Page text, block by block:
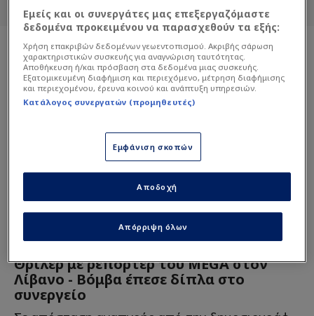
Media| 06/03 - 20:32
Θρίλερ με ρεπόρτερ του MEGA στον
Λίβανο - Βόμβα έπεσε δίπλα στο
συνεργείο
Εμείς και οι συνεργάτες μας επεξεργαζόμαστε
δεδομένα προκειμένου να παρασχεθούν τα εξής:
Χρήση επακριβών δεδομένων γεωεντοπισμού. Ακριβής σάρωση
χαρακτηριστικών συσκευής για αναγνώριση ταυτότητας.
Αποθήκευση ή/και πρόσβαση στα δεδομένα μιας συσκευής.
Εξατομικευμένη διαφήμιση και περιεχόμενο, μέτρηση διαφήμισης
και περιεχομένου, έρευνα κοινού και ανάπτυξη υπηρεσιών.
Κατάλογος συνεργατών (προμηθευτές)
Εμφάνιση σκοπών
Απόρριψη όλων
Αποδοχή